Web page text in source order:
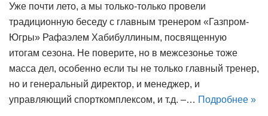
Уже почти лето, а мы только-только провели
традиционную беседу с главным тренером «Газпром-
Югры» Рафаэлем Хабибуллиным, посвященную
итогам сезона. Не поверите, но в межсезонье тоже
масса дел, особенно если ты не только главный тренер,
но и генеральный директор, и менеджер, и
управляющий спорткомплексом, и т.д. –… Подробнее »